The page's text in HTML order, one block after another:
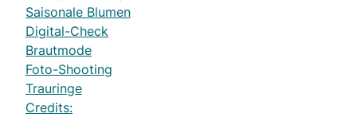
Saisonale Blumen
Digital-Check
Brautmode
Foto-Shooting
Trauringe
Credits: